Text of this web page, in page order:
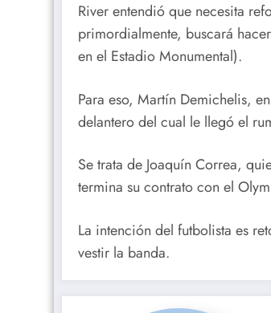
River entendió que necesita
primordialmente, buscará
en el Estadio Monumental).
Para eso, Martín Demichelis,
delantero del cual le llegó el
Se trata de Joaquín Correa,
termina su contrato con el
La intención del futbolista es
vestir la banda.